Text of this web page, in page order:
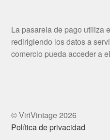
La pasarela de pago utiliza
redirigiendo los datos a
comercio pueda acceder a
© ViriVintage 2026
Política de privacidad